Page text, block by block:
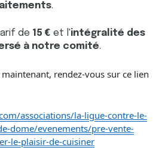
.
de 15 € et l'intégralité des
à notre comité.
rendez-vous sur ce lien
associations/la-ligue-contre-le-
dome/evenements/pre-vente-
le-plaisir-de-cuisiner